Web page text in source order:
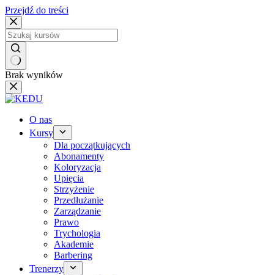
Przejdź do treści
Brak wyników
O nas
Kursy
Dla początkujących
Abonamenty
Koloryzacja
Upięcia
Strzyżenie
Przedłużanie
Zarządzanie
Prawo
Trychologia
Akademie
Barbering
Trenerzy